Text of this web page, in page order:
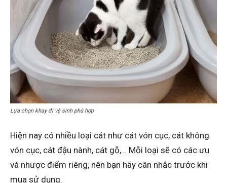
Lựa chọn khay đi vệ sinh phù hợp
Hiện nay có nhiều loại cát như cát vón cục, cát không
vón cục, cát đậu nành, cát gỗ,… Mỗi loại sẽ có các ưu
và nhược điểm riêng, nên bạn hãy cân nhắc trước khi
mua sử dụng.